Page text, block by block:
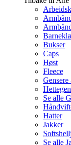
Bukser
Caps
Høst
Fleece
Se alle
Hatter
Jakker
Se alle